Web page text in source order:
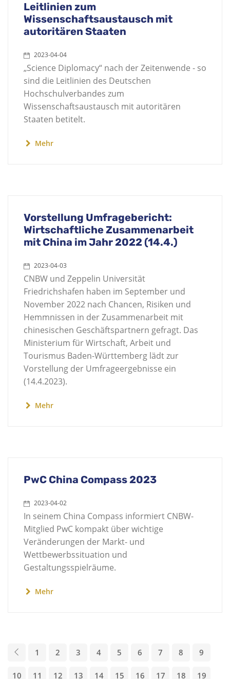
Leitlinien zum
Wissenschaftsaustausch mit
autoritären Staaten
2023-04-04
„Science Diplomacy“ nach der Zeitenwende - so
sind die Leitlinien des Deutschen
Hochschulverbandes zum
Wissenschaftsaustausch mit autoritären
Staaten betitelt.
Mehr
Vorstellung Umfragebericht:
Wirtschaftliche Zusammenarbeit
mit China im Jahr 2022 (14.4.)
2023-04-03
CNBW und Zeppelin Universität
Friedrichshafen haben im September und
November 2022 nach Chancen, Risiken und
Hemmnissen in der Zusammenarbeit mit
chinesischen Geschäftspartnern gefragt. Das
Ministerium für Wirtschaft, Arbeit und
Tourismus Baden-Württemberg lädt zur
Vorstellung der Umfrageergebnisse ein
(14.4.2023).
Mehr
PwC China Compass 2023
2023-04-02
In seinem China Compass informiert CNBW-
Mitglied PwC kompakt über wichtige
Veränderungen der Markt- und
Wettbewerbssituation und
Gestaltungsspielräume.
Mehr
1 2 3 4 5 6 7 8 9
10 11 12 13 14 15 16 17 18 19